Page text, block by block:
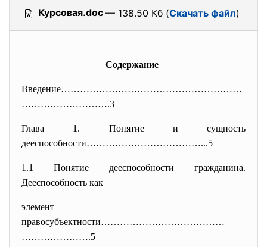
Курсовая.doc — 138.50 Кб (Скачать файл)
Содержание
Введение…………………………………………………
……………………….3
Глава 1. Понятие и сущность
дееспособности………………………………...5
1.1 Понятие дееспособности гражданина.
Дееспособность как
элемент
правосубъектности…………………………………
………………….5